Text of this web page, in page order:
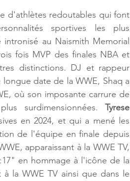
d'athlètes redoutables qui font
sportives les plus
intronisé au Naismith Memorial
fois MVP des finales NBA et
distinctions. DJ et rappeur
date de la WWE, Shaq a
où son imposante carrure de
surdimensionnées. Tyrese
en 2024, et qui a mené les
de l'équipe en finale depuis
apparaissant à la WWE TV,
en hommage à l'icône de la